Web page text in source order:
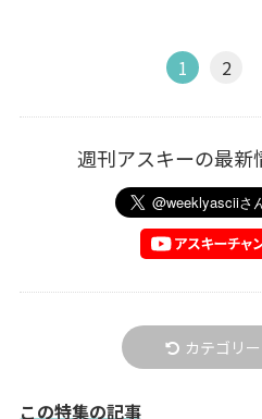
1 2
週刊アスキーの最新
カテゴリ
この特集の記事